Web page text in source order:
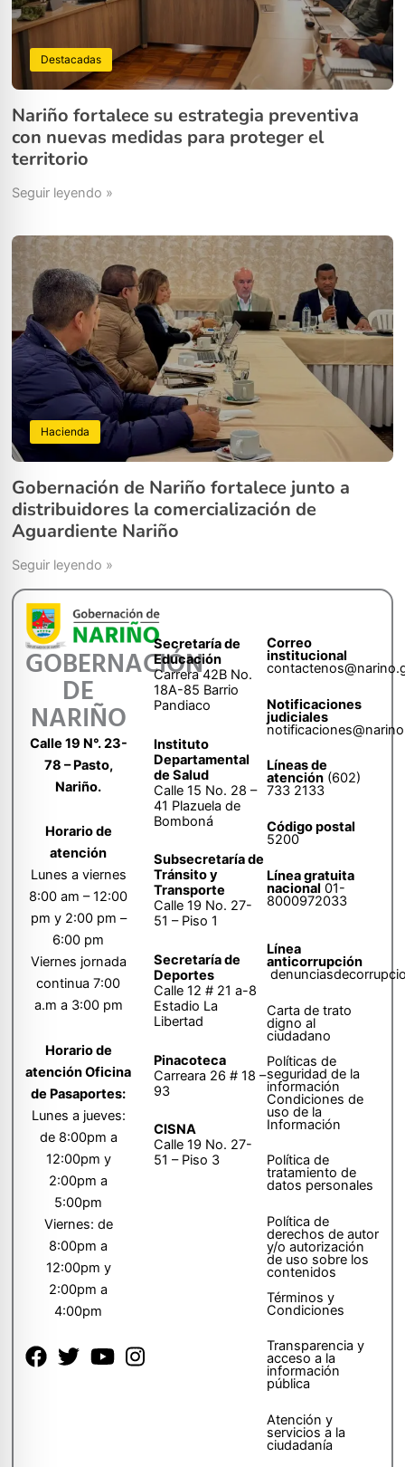
Destacadas
Nariño fortalece su estrategia preventiva
con nuevas medidas para proteger el
territorio
Seguir leyendo »
Hacienda
Gobernación de Nariño fortalece junto a
distribuidores la comercialización de
Aguardiente Nariño
Seguir leyendo »
GOBERNACIÓN
DE
NARIÑO
Calle 19 N°. 23-
78 – Pasto,
Nariño.
Horario de
atención
Lunes a viernes
8:00 am – 12:00
pm y 2:00 pm –
6:00 pm
Viernes jornada
continua 7:00
a.m a 3:00 pm
Horario de
atención Oficina
de Pasaportes:
Lunes a jueves:
de 8:00pm a
12:00pm y
2:00pm a
5:00pm
Viernes: de
8:00pm a
12:00pm y
2:00pm a
4:00pm
Secretaría de
Educación
Carrera 42B No.
18A-85 Barrio
Pandiaco
Instituto
Departamental
de Salud
Calle 15 No. 28 –
41 Plazuela de
Bomboná
Subsecretaría de
Tránsito y
Transporte
Calle 19 No. 27-
51 – Piso 1
Secretaría de
Deportes
Calle 12 # 21 a-8
Estadio La
Libertad
Pinacoteca
Carreara 26 # 18 –
93
CISNA
Calle 19 No. 27-
51 – Piso 3
Correo
institucional
Notificaciones
judiciales
Líneas de
atención (602)
733 2133
Código postal
5200
Línea gratuita
nacional 01-
8000972033
Línea
anticorrupción
Carta de trato
digno al
ciudadano
Políticas de
seguridad de la
información
Condiciones de
uso de la
Información
Política de
tratamiento de
datos personales
Política de
derechos de autor
y/o autorización
de uso sobre los
contenidos
Términos y
Condiciones
Transparencia y
acceso a la
información
pública
Atención y
servicios a la
ciudadanía